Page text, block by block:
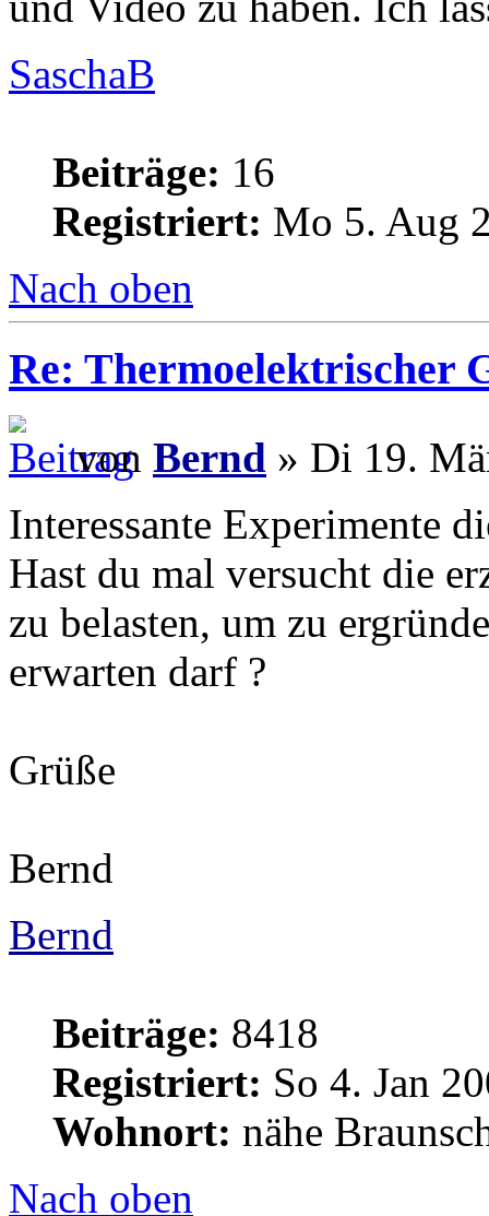
SaschaB
Beiträge: 16
Registriert: Mo 5. Aug
Nach oben
Re: Thermoelektrischer
von Bernd » Di 19.
Interessante Experimente
Hast du mal versucht die
zu belasten, um zu
erwarten darf ?
Grüße
Bernd
Bernd
Beiträge: 8418
Registriert: So 4. Jan
Wohnort: nähe
Nach oben